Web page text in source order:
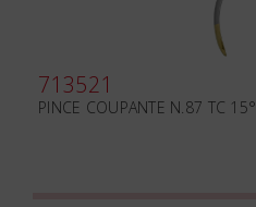
713521
PINCE COUPANTE N.87 TC 15°